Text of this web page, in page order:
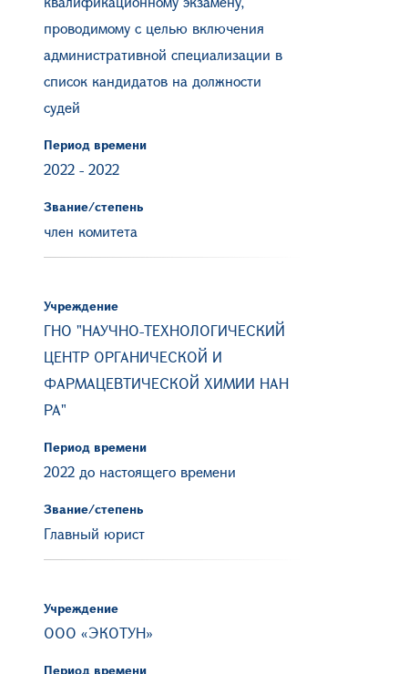
проводимому с целью включения
административной специализации в
список кандидатов на должности
судей
Период времени
2022 - 2022
Звание/степень
член комитета
Учреждение
ГНО "НАУЧНО-ТЕХНОЛОГИЧЕСКИЙ
ЦЕНТР ОРГАНИЧЕСКОЙ И
ФАРМАЦЕВТИЧЕСКОЙ ХИМИИ НАН
РА"
Период времени
2022 до настоящего времени
Звание/степень
Главный юрист
Учреждение
ООО «ЭКОТУН»
Период времени